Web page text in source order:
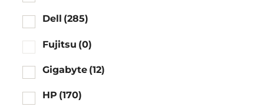
Dell (285)
Fujitsu (0)
Gigabyte (12)
HP (170)